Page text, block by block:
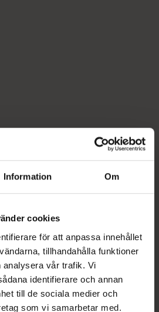
Information Om
cookies
för att anpassa innehållet
tillhandahålla funktioner
vår trafik. Vi
identifierare och annan
till de sociala medier och
som vi samarbetar med.